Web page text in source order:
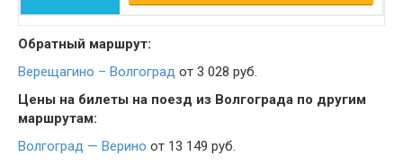
Обратный маршрут:
Верещагино – Волгоград от 3 028 руб.
Цены на билеты на поезд из Волгограда по другим
маршрутам:
Волгоград — Верино от 13 149 руб.